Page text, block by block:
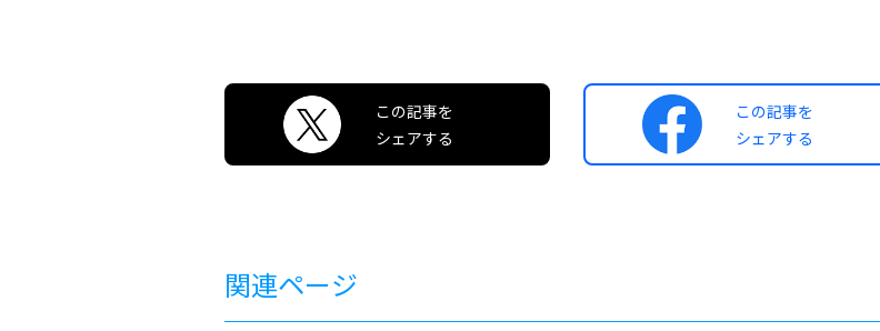
この記事を
シェアする
この記事を
シェアする
関連ページ